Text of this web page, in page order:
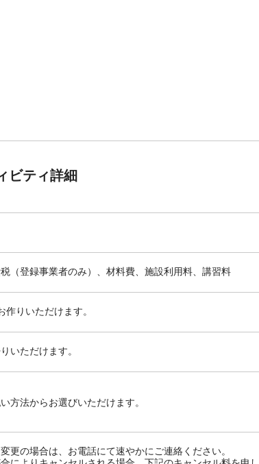
ビティ詳細
（登録事業者のみ）、材料費、施設利用料、講習料
りいただけます。
いただけます。
方法からお選びいただけます。
更の場合は、お電話にて速やかにご連絡ください。